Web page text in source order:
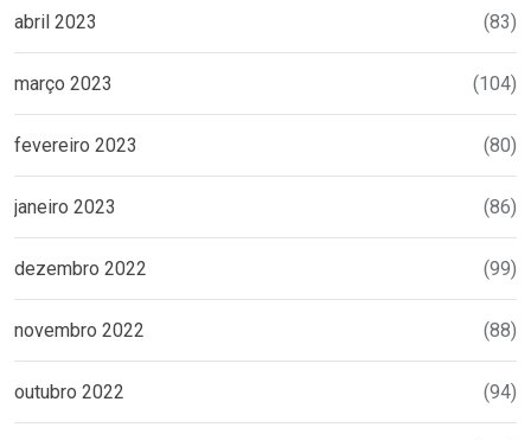
abril 2023 (83)
março 2023 (104)
fevereiro 2023 (80)
janeiro 2023 (86)
dezembro 2022 (99)
novembro 2022 (88)
outubro 2022 (94)